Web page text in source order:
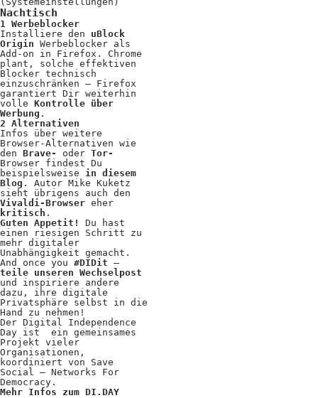
Login
Nachtisch
1 Werbeblocker
Installiere den uBlock
Origin Werbeblocker als
Add-on in Firefox. Chrome
plant, solche effektiven
Blocker technisch
einzuschränken – Firefox
garantiert Dir weiterhin
volle Kontrolle über
Werbung .
2 Alternativen
Infos über weitere
Browser-Alternativen wie
den Brave- oder Tor-
Browser findest Du
beispielsweise in diesem
Blog . Autor Mike Kuketz
sieht übrigens auch den
Vivaldi-Browser eher
kritisch .
Guten Appetit!
Du hast
einen riesigen Schritt zu
mehr digitaler
Unabhängigkeit gemacht.
And once you #DIDit –
teile unseren Wechselpost
und inspiriere andere
dazu, ihre digitale
Privatsphäre selbst in die
Hand zu nehmen!
Der Digital Independence
Day ist ein gemeinsames
Projekt vieler
Organisationen,
koordiniert von Save
Social – Networks For
Democracy.
Mehr Infos zum DI.DAY